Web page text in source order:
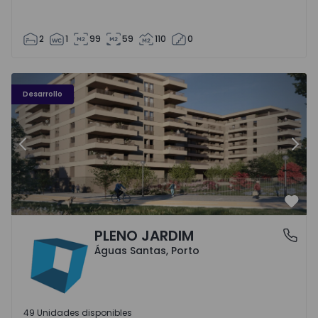
2 1 99 59 110 0
Desarrollo
PLENO JARDIM - 3
Anterior
Águas Santas, PortoPLENO JARDIM
Águas Santas, Porto
49 Unidades disponibles